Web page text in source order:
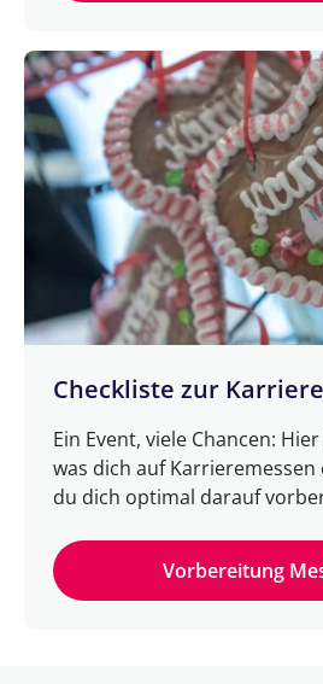
Checkliste zur
Ein Event, viele Chancen:
was dich auf
du dich optimal darauf
Vorbereitung